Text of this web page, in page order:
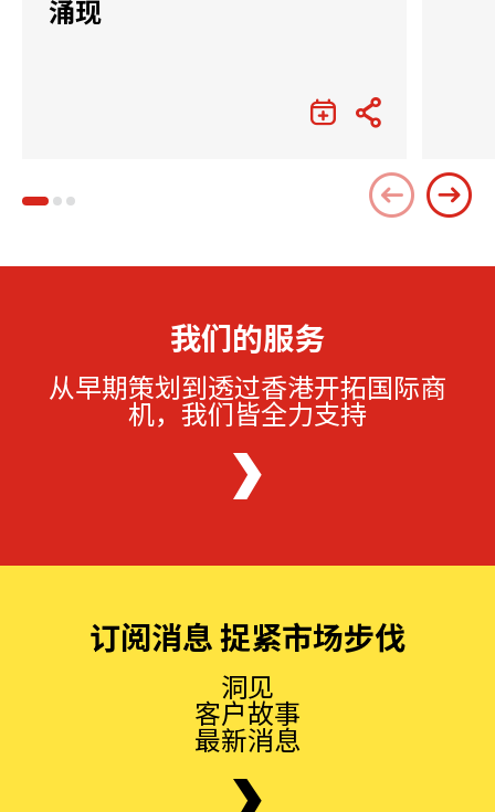
涌现
我们的服务
从早期策划到透过香港开拓国际商
机，我们皆全力支持
订阅消息 捉紧市场步伐
洞见
客户故事
最新消息